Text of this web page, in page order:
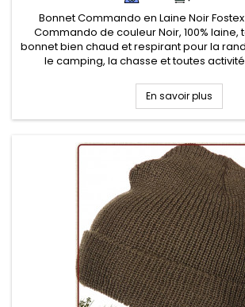
Bonnet Commando en Laine Noir
Commando de couleur Noir, 100% laine,
bonnet bien chaud et respirant pour la
le camping, la chasse et toutes
En savoir plus